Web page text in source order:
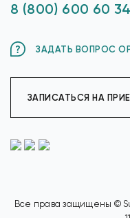
8 (800) 600 60 34
ЗАДАТЬ ВОПРОС
ЗАПИСАТЬСЯ НА
Все права защищены ©